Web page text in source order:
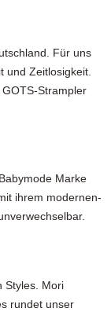
Für uns
und Zeitlosigkeit.
Strampler
Marke
ihrem modernen-
Styles. Mori
rundet unser